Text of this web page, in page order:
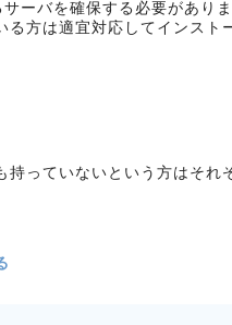
ーバを確保する必要があり
方は適宜対応してインスト
っていないという方はそれ